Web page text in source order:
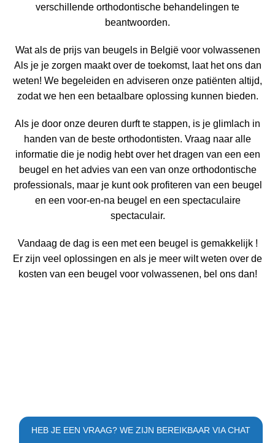
verschillende orthodontische behandelingen te
beantwoorden.
Wat als de prijs van beugels in België voor volwassenen
Als je je zorgen maakt over de toekomst, laat het ons dan
weten! We begeleiden en adviseren onze patiënten altijd,
zodat we hen een betaalbare oplossing kunnen bieden.
Als je door onze deuren durft te stappen, is je glimlach in
handen van de beste orthodontisten. Vraag naar alle
informatie die je nodig hebt over het dragen van een een
beugel en het adviesvan een van onze orthodontische
professionals, maar je kunt ook profiteren van een beugel
en een voor-en-na beugel en een spectaculaire
spectaculair.
Vandaag de dag is een met een beugel is gemakkelijk!
Er zijn veel oplossingen en als je meer wilt weten over de
kosten van een beugel voor volwassenen, bel ons dan!
HEB JE EEN VRAAG? WE ZIJN BEREIKBAAR VIA CHAT